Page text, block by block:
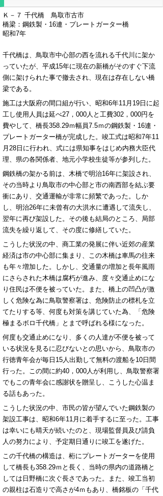
Ｋ－７ 千代橋 鳥取市古市
橋梁：鋼鉄製・16連・プレートガーター橋
昭和7年
千代橋は、鳥取市中心部の西を流れる千代川に架か
っていたが、平成15年に現在の新橋がそのすぐ下流
側に架けられた事で撤去され、現在は存在しない橋
梁である。
施工は大阪府の間口組が行い、昭和6年11月19日に起
工し使用人員は延べ27，000人と工費302，000円を
費やして、橋長358.29ｍ幅員7.5ｍの鋼鉄製・16連・
プレートガーター橋が完成した。竣工式は昭和7年11
月28日に行われ、式には県知事をはじめ内務大臣代
理、県の各関係者、地元小学校生徒等が参列した。
鋼鉄橋の架かる前は、木橋で明治16年に架設され、
その当時より鳥取市の中心部と市の南西部を結ぶ要
衝にあり、交通運輸が非常に頻繁であった。しか
し、明治26年に未曾有の大洪水に遭遇して流失し、
翌年に再び架設した。その後も結局のところ、局部
流失を繰り返して、その度に修繕していた。
こうした状況の中、商工業の発展に伴い近郊の産業
経済は市の中心部に集まり、この木橋は車馬の往来
も年々増加した。しかし、交通量の増加と長年風雨
にさらされた木橋は腐朽が進み、度々交通止めにな
り住民は不便を被っていた。また、橋上の凹凸が激
しく危険な為に鳥取警察署は、危険防止の標札を立
てたりする等、何度も対策を講じていた為、「危険
極まるボロ千代橋」とまで呼ばれる様になった。
何度も交通止めになり、多くの人達が不便を被って
いる状況を見るに忍びないとの思いから、鳥取市の
行徳青年会が毎日15人出勤して無料の渡船を10日間
行った。この間に約40，000人が利用し、鳥取警察署
でもこの青年会に感謝状を贈呈し、こうした心温ま
る話もあった。
こうした状況の中、市民の皆が望んでいた鋼鉄製の
架設工事は、昭和6年11月に着手するに至った。工事
は幸いにも晴天が続いたのと、現場監督員及び請負
人の努力により、予定期日通りに竣工を遂げた。
この千代橋の構造は、桁にプレートガーターを使用
して橋長も358.29ｍと長く、当時の県内の道路橋と
しては日野橋に次ぐ長さであった。また、竣工当初
の親柱は石造りで高さが4ｍもあり、橋銘板の「千代